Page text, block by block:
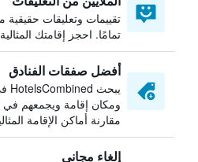
تقييمات وتعليقات حقيقية
تمامًا. احجز إقامتك
أفضل صفقات الفنادق
ومكان إقامة ويجمعهم
مقارنة أماكن الإقامة
إلغاء مجاني